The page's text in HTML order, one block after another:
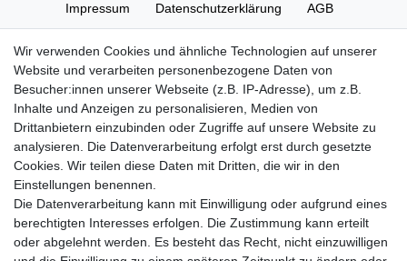
Impressum Daten­schutz­erklärung AGB
Widerrufs­recht Vertrag widerrufen Kontakt
Zahlung und Versand
Zahlung
Versand
Batterieverordnung
Wir verwenden Cookies und ähnliche Technologien auf unserer
Website und verarbeiten personenbezogene Daten von
Besucher:innen unserer Webseite (z.B. IP-Adresse), um z.B.
Inhalte und Anzeigen zu personalisieren, Medien von
Drittanbietern einzubinden oder Zugriffe auf unsere Website zu
analysieren. Die Datenverarbeitung erfolgt erst durch gesetzte
Cookies. Wir teilen diese Daten mit Dritten, die wir in den
Einstellungen benennen.
Die Datenverarbeitung kann mit Einwilligung oder aufgrund eines
berechtigten Interesses erfolgen. Die Zustimmung kann erteilt
oder abgelehnt werden. Es besteht das Recht, nicht einzuwilligen